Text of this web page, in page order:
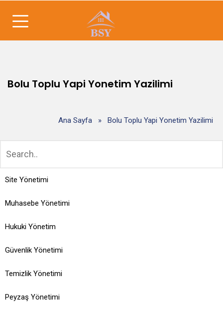
Bolu Toplu Yapi Yonetim Yazilimi
Ana Sayfa » Bolu Toplu Yapi Yonetim Yazilimi
Site Yönetimi
Muhasebe Yönetimi
Hukuki Yönetim
Güvenlik Yönetimi
Temizlik Yönetimi
Peyzaş Yönetimi